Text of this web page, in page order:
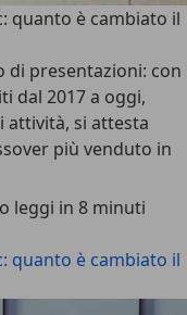
quanto è cambiato il
di presentazioni: con
dal 2017 a oggi,
attività, si attesta
più venduto in
leggi in 8 minuti
quanto è cambiato il